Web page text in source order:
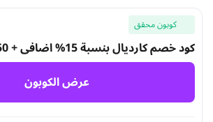
كوبون محقق
كود خصم كارديال بنسبة 15% اضافي + 50% خصم ثابت
عرض الكوبون